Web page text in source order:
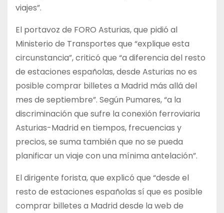
viajes”.
El portavoz de FORO Asturias, que pidió al
Ministerio de Transportes que “explique esta
circunstancia”, criticó que “a diferencia del resto
de estaciones españolas, desde Asturias no es
posible comprar billetes a Madrid más allá del
mes de septiembre”. Según Pumares, “a la
discriminación que sufre la conexión ferroviaria
Asturias-Madrid en tiempos, frecuencias y
precios, se suma también que no se pueda
planificar un viaje con una mínima antelación”.
El dirigente forista, que explicó que “desde el
resto de estaciones españolas sí que es posible
comprar billetes a Madrid desde la web de